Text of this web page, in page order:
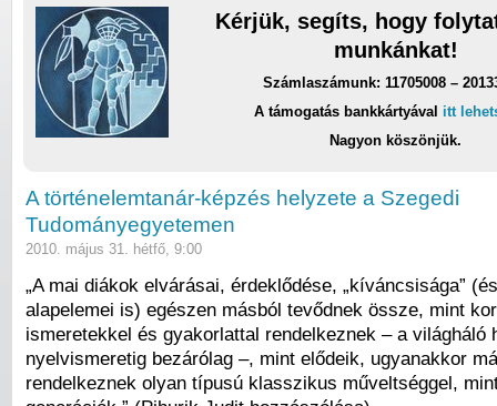
Kérjük, segíts, hogy
munkánkat!
Számlaszámunk: 11705008 –
A támogatás bankkártyával itt
Nagyon köszönjük.
A történelemtanár-képzés helyzete a Szegedi
Tudományegyetemen
2010. május 31. hétfő, 9:00
„A mai diákok elvárásai, érdeklődése, „kíváncsisága”
alapelemei is) egészen másból tevődnek össze, mint
ismeretekkel és gyakorlattal rendelkeznek – a világháló
nyelvismeretig bezárólag –, mint elődeik, ugyanakkor
rendelkeznek olyan típusú klasszikus műveltséggel,